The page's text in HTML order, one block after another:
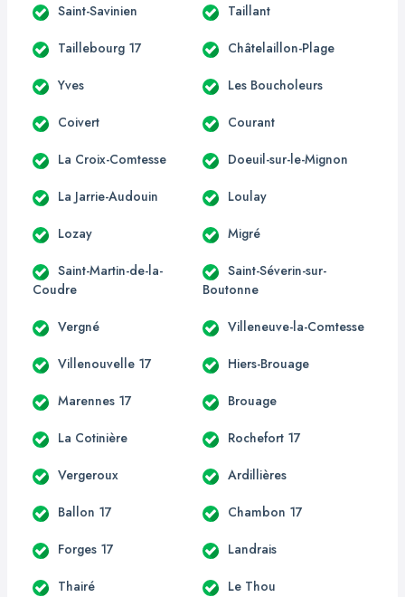
Saint-Savinien Taillant
Taillebourg 17 Châtelaillon-Plage
Yves Les Boucholeurs
Coivert Courant
La Croix-Comtesse Doeuil-sur-le-Mignon
La Jarrie-Audouin Loulay
Lozay Migré
Saint-Martin-de-la-
Coudre
Saint-Séverin-sur-
Boutonne
Vergné Villeneuve-la-Comtesse
Villenouvelle 17 Hiers-Brouage
Marennes 17 Brouage
La Cotinière Rochefort 17
Vergeroux Ardillières
Ballon 17 Chambon 17
Forges 17 Landrais
Thairé Le Thou